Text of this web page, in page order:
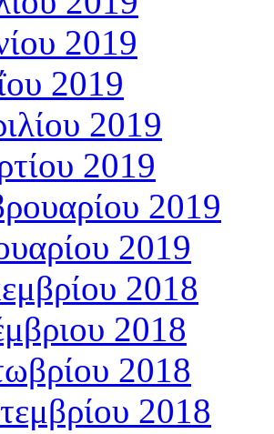
2019
2019
2019
2019
2019
2019
2018
2018
2018
2018